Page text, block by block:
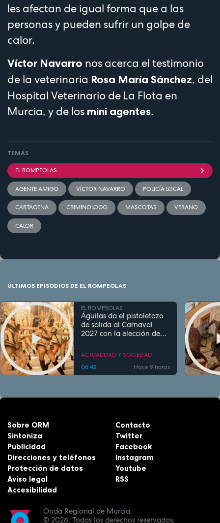
les afectan de igual forma que a las
personas y pueden sufrir un golpe de
calor.
Víctor Navarro nos acerca el testimonio
de la veterinaria Rosa María Sánchez, del
Hospital Veterinario de La Flota en
Murcia, y de los mini agentes.
TEMAS
EL ROMPEOLAS
AGENTE AMIGO VÍCTOR NAVARRO POLICÍA LOCAL
CARTAGENA CRIMINÓLOGO MASCOTAS VERANO
CALOR
ÚLTIMOS EPISODIOS DE EL ROMPEOLAS
EL ROMPEOLAS
Águilas da el pistoletazo
de salida al Carnaval
2027 con la elección de
ACTUALIDAD Y SOCIEDAD
06:42
Hace 9 horas
Onda Regional de Murcia.
© 2026. Todos los derechos reservados.
Sobre ORM
Sintoniza
Publicidad
Direcciones y teléfonos
Protección de datos
Aviso legal
Accesibilidad
Contacto
Twitter
Facebook
Instagram
Youtube
RSS